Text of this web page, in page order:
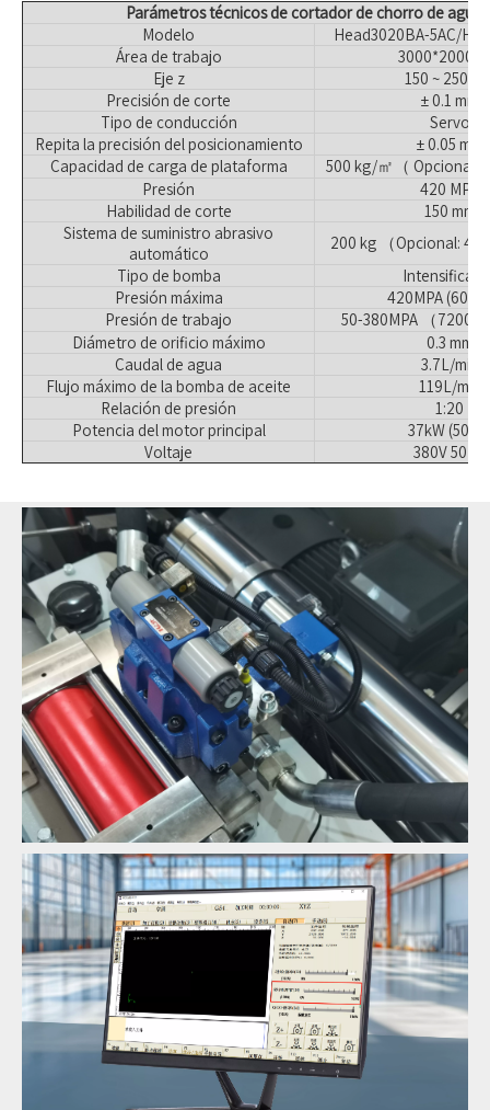
Parámetros técnicos de cortador de chorro de agua
Modelo
Head3020BA-5AC/
Área de trabajo
3000*2000
Eje z
150 ~ 250
Precisión de corte
± 0.1 mm
Tipo de conducción
Servo
Repita la precisión del posicionamiento
± 0.05 mm
Capacidad de carga de plataforma
500 kg/㎡（ Opcional:
Presión
420 MPA
Habilidad de corte
150 mm
Sistema de suministro abrasivo
automático
200 kg （Opcional:
Tipo de bomba
Presión máxima
420MPA
Presión de trabajo
50-380MPA （7200-
Diámetro de orificio máximo
0.3 mm
Caudal de agua
3.7L/min
Flujo máximo de la bomba de aceite
119L/min
Relación de presión
1:20
Potencia del motor principal
37kW (50hp)
Voltaje
380V 50Hz